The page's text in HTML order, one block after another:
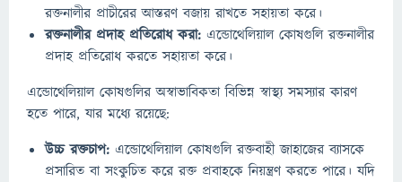
রক্তনালীর প্রাচীরের আস্তরণ বজায় রাখতে সহায়তা করে।
রক্তনালীর প্রদাহ প্রতিরোধ করা: এন্ডোথেলিয়াল কোষগুলি রক্তনালীর
প্রদাহ প্রতিরোধ করতে সহায়তা করে।
এন্ডোথেলিয়াল কোষগুলির অস্বাভাবিকতা বিভিন্ন স্বাস্থ্য সমস্যার কারণ
হতে পারে, যার মধ্যে রয়েছে:
উচ্চ রক্তচাপ: এন্ডোথেলিয়াল কোষগুলি রক্তবাহী জাহাজের ব্যাসকে
প্রসারিত বা সংকুচিত করে রক্ত প্রবাহকে নিয়ন্ত্রণ করতে পারে। যদি